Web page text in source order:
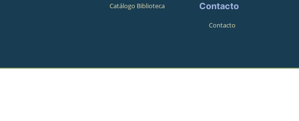
Catálogo Biblioteca
Contacto
Contacto